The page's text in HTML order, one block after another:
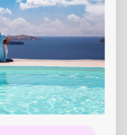
VIŠE
2 NOĆI 2 OSOBE
01.11.-30.11.2026